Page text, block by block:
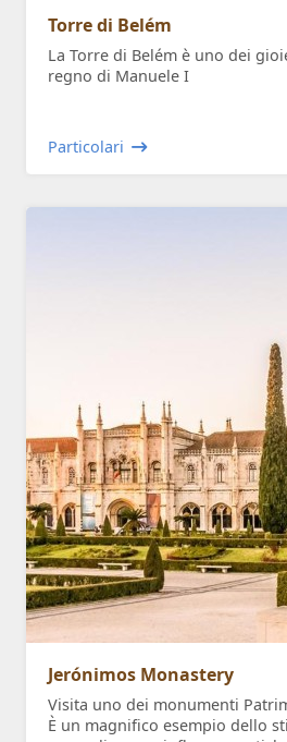
Torre di Belém
La Torre di Belém è uno dei
regno di Manuele I
Particolari
Jerónimos Monastery
Visita uno dei monumenti
È un magnifico esempio dello